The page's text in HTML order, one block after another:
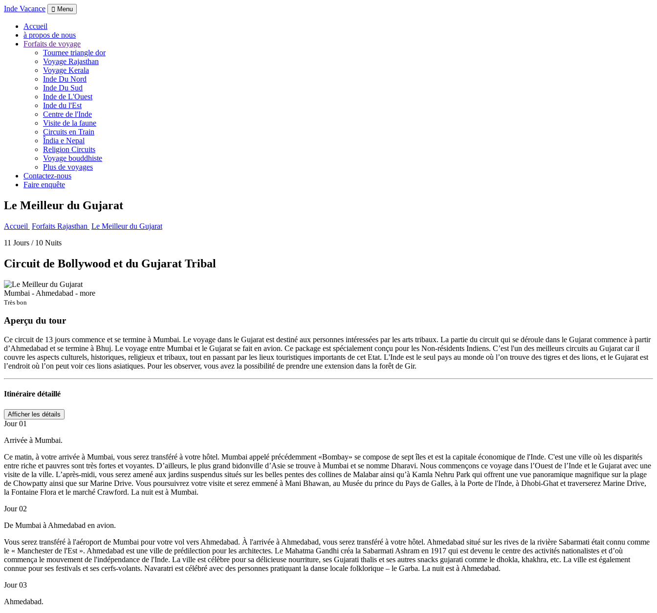
Inde Vacance Menu
Accueil
à propos de nous
Forfaits de voyage
Tournee triangle dor
Voyage Rajasthan
Voyage Kerala
Inde Du Nord
Inde Du Sud
Inde de L'Ouest
Inde du l'Est
Centre de l'Inde
Visite de la faune
Circuits en Train
Îndia e Nepal
Religion Circuits
Voyage bouddhiste
Plus de voyages
Contactez-nous
Faire enquête
Le Meilleur du Gujarat
Accueil Forfaits Rajasthan Le Meilleur du Gujarat
11 Jours / 10 Nuits
Circuit de Bollywood et du Gujarat Tribal
Mumbai - Ahmedabad - more
Très bon
Aperçu du tour
Ce circuit de 13 jours commence et se termine à Mumbai. Le voyage dans le Gujarat est destiné aux personnes intéressées par les arts tribaux. La partie du circuit qui se déroule dans le Gujarat commence à partir
d’Ahmedabad et se termine à Bhuj. Le voyage entre Mumbai et le Gujarat se fait en avion. Ce package est spécialement conçu pour les Non-résidents Indiens. C’est l'un des meilleurs circuits au Gujarat car il
couvre les aspects culturels, historiques, religieux et tribaux, tout en passant par les lieux touristiques importants de cet Etat. L'Inde est le seul pays au monde où l’on trouve des tigres et des lions, et le Gujarat est
l’endroit où l’on peut voir ces lions asiatiques. Pour les observer, vous avez la possibilité de prendre une extension dans la forêt de Gir.
Itinéraire détaillé
Jour 01
Arrivée à Mumbai.
Ce matin, à votre arrivée à Mumbai, vous serez transféré à votre hôtel. Mumbai appelé précédemment «Bombay» se compose de sept îles et est la capitale économique de l'Inde. C'est une ville où les disparités
entre riche et pauvres sont très fortes et voyantes. D’ailleurs, le plus grand bidonville d’Asie se trouve à Mumbai et se nomme Dharavi. Nous commençons ce voyage dans l’Ouest de l’Inde et le Gujarat avec une
visite de la ville. L’après-midi, vous serez amené aux jardins suspendus situés sur les belles pentes des collines de Malabar ainsi qu’à Kamla Nehru Park qui offrent une vue panoramique magnifique sur la plage
de Chowpatty ainsi que sur Marine Drive. Vous poursuivrez votre visite et serez emmené à Mani Bhawan, au Musée du prince du Pays de Galles, à la Porte de l'Inde, à Dhobi-Ghat et traverserez Marine Drive,
la Fontaine Flora et le marché Crawford. La nuit est à Mumbai.
Jour 02
De Mumbai à Ahmedabad en avion.
Vous serez transféré à l'aéroport de Mumbai pour votre vol vers Ahmedabad. À l'arrivée à Ahmedabad, vous serez transféré à votre hôtel. Ahmedabad situé sur les rives de la rivière Sabarmati était connu comme
le « Manchester de l'Est ». Ahmedabad est une ville de prédilection pour les architectes. Le Mahatma Gandhi créa la Sabarmati Ashram en 1917 qui est devenu le centre des activités nationalistes et d’où
commença le mouvement de l'indépendance de l'Inde. La ville est célèbre pour sa délicieuse nourriture, ses Gujarati thalis et ses autres snacks gujarati comme le dhokla, khakhra, etc. La ville est également
connue pour ses festivals et ses cerfs-volants. Navaratri est célébré avec des personnes pratiquant la danse locale folklorique – le Garba. La nuit est à Ahmedabad.
Jour 03
Ahmedabad.